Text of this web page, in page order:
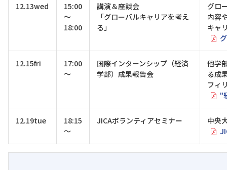
12.13wed
15:00
～
18:00
講演＆座談会
「グローバルキャリアを考え
る」
グロ
内容
キャ
12.15fri
17:00
～
国際インターンシップ（経済
学部）成果報告会
他学
る成
フィ
"
12.19tue
18:15
～
JICAボランティアセミナー
中央